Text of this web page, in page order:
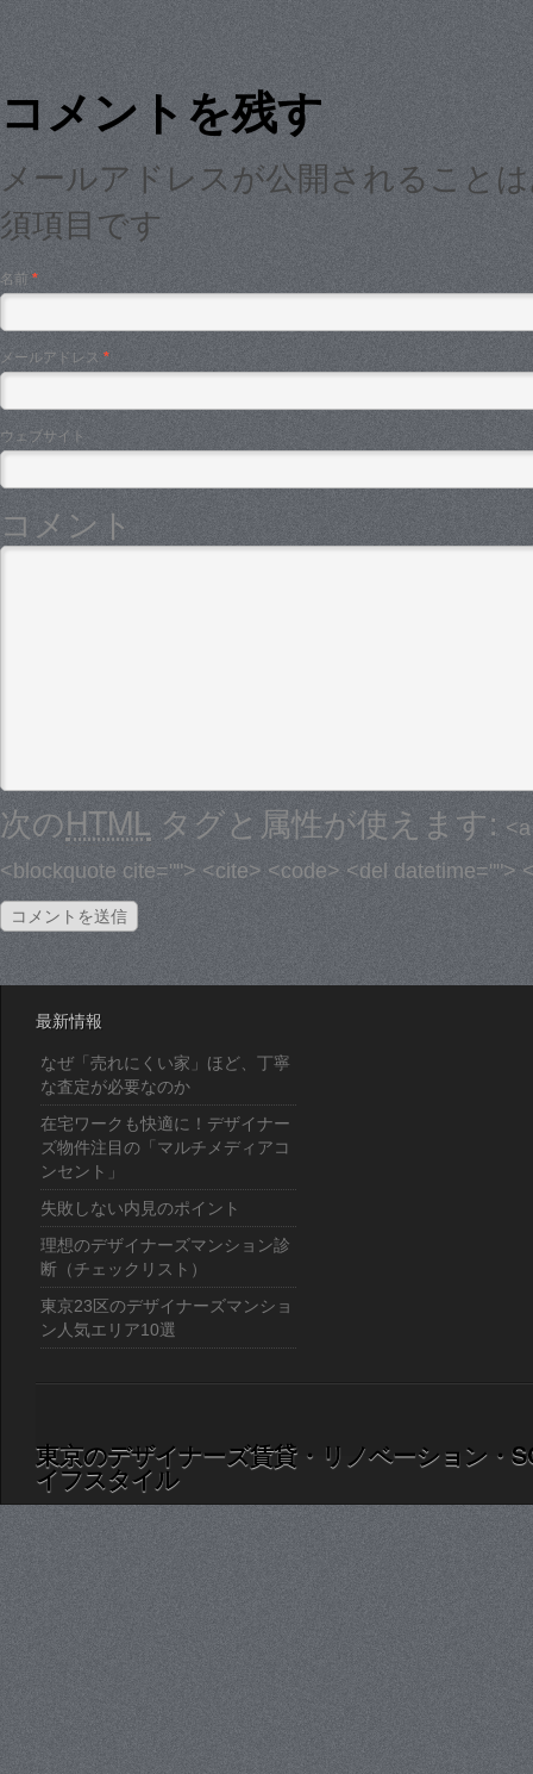
コメントを残す
メールアドレスが公開されること
須項目です
名前 *
メールアドレス *
ウェブサイト
コメント
次のHTMLタグと属性が使えます:
<blockquote cite=""> <cite> <code> <del datetime="">
最新情報
なぜ「売れにくい家」ほど、丁寧
な査定が必要なのか
在宅ワークも快適に！デザイナー
ズ物件注目の「マルチメディアコ
ンセント」
失敗しない内見のポイント
理想のデザイナーズマンション診
断（チェックリスト）
東京23区のデザイナーズマンショ
ン人気エリア10選
東京のデザイナーズ賃貸・リノベーション・
イフスタイル